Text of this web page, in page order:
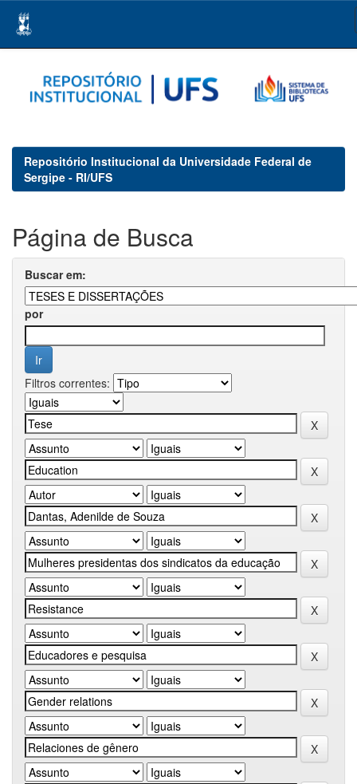
navigation
Repositório Institucional da Universidade Federal de
Sergipe - RI/UFS
Página de Busca
Buscar em:
por
Filtros correntes: